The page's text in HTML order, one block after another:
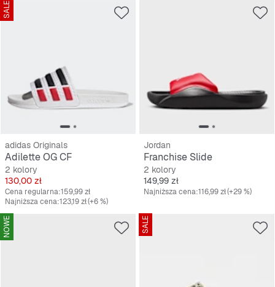
SALE
adidas Originals
Adilette OG CF
2 kolory
Cena
130,00 zł
Cena regularna:159,99 zł
Najniższa cena:123,19 zł(+6 %)
Jordan
Franchise Slide
2 kolory
Cena
149,99 zł
Najniższa cena:116,99 zł(+29 %)
NOWE SALE